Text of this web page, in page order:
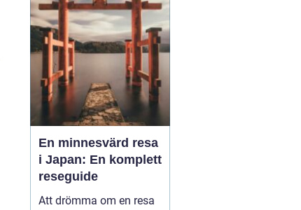
En minnesvärd resa
i Japan: En komplett
reseguide
Att drömma om en resa